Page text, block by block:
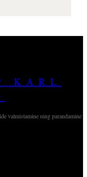
KARL
valmistamine ning parandamine